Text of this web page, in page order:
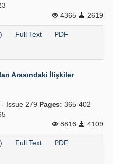
4365
2619
Full Text PDF
Arasındaki İlişkiler
- Issue 279 Pages: 365-402
8816
4109
Full Text PDF